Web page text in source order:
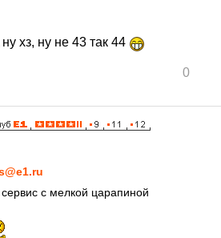
хз, ну не 43 так 44
0
с мелкой царапиной